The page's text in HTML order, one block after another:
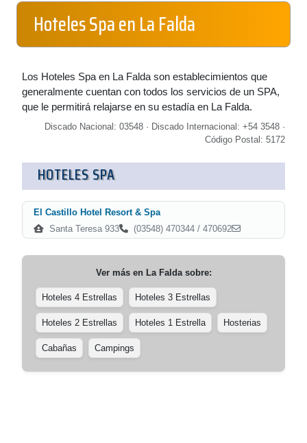
Hoteles Spa en La Falda
Los Hoteles Spa en La Falda son establecimientos que
generalmente cuentan con todos los servicios de un SPA,
que le permitirá relajarse en su estadía en La Falda.
Discado Nacional: 03548 · Discado Internacional: +54 3548 ·
Código Postal: 5172
HOTELES SPA
El Castillo Hotel Resort & Spa
Santa Teresa 933
(03548) 470344 / 470692
Ver más en La Faldasobre:
Hoteles 4 Estrellas Hoteles 3 Estrellas
Hoteles 2 Estrellas Hoteles 1 Estrella Hosterias
Cabañas Campings